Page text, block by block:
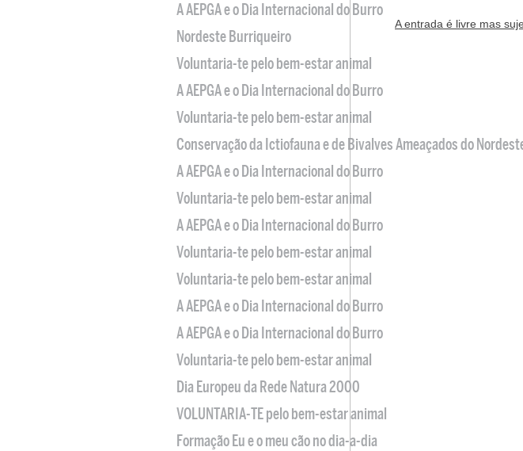
A entrada é livre mas
A AEPGA e o Dia Internacional do Burro
Nordeste Burriqueiro
Voluntaria-te pelo bem-estar animal
A AEPGA e o Dia Internacional do Burro
Voluntaria-te pelo bem-estar animal
Conservação da Ictiofauna e de Bivalves Ameaçados do
A AEPGA e o Dia Internacional do Burro
Voluntaria-te pelo bem-estar animal
A AEPGA e o Dia Internacional do Burro
Voluntaria-te pelo bem-estar animal
Voluntaria-te pelo bem-estar animal
A AEPGA e o Dia Internacional do Burro
A AEPGA e o Dia Internacional do Burro
Voluntaria-te pelo bem-estar animal
Dia Europeu da Rede Natura 2000
VOLUNTARIA-TE pelo bem-estar animal
Formação Eu e o meu cão no dia-a-dia